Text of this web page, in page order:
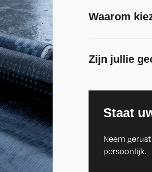
Waarom
Zijn jullie
Staat
Neem
persoonlijk.